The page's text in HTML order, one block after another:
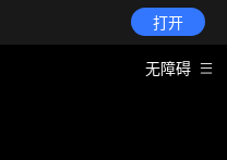
打开
无障碍